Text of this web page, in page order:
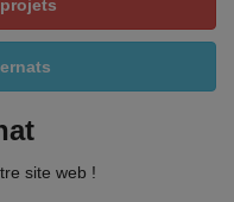
site web !